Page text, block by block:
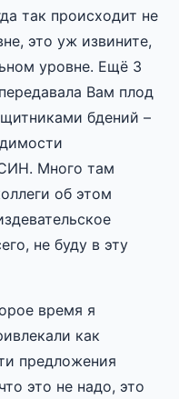
так происходит не
это уж извините,
уровне. Ещё 3
Вам плод
бдений –
Много там
об этом
не буду в эту
время я
как
предложения
это не надо, это